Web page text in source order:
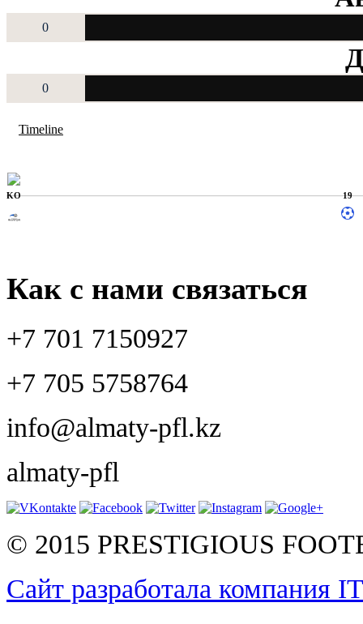
0
0
Timeline
KO 19
Как с нами связаться
+7 701 7150927
+7 705 5758764
info@almaty-pfl.kz
almaty-pfl
© 2015 PRESTIGIOUS
Сайт разработала компания